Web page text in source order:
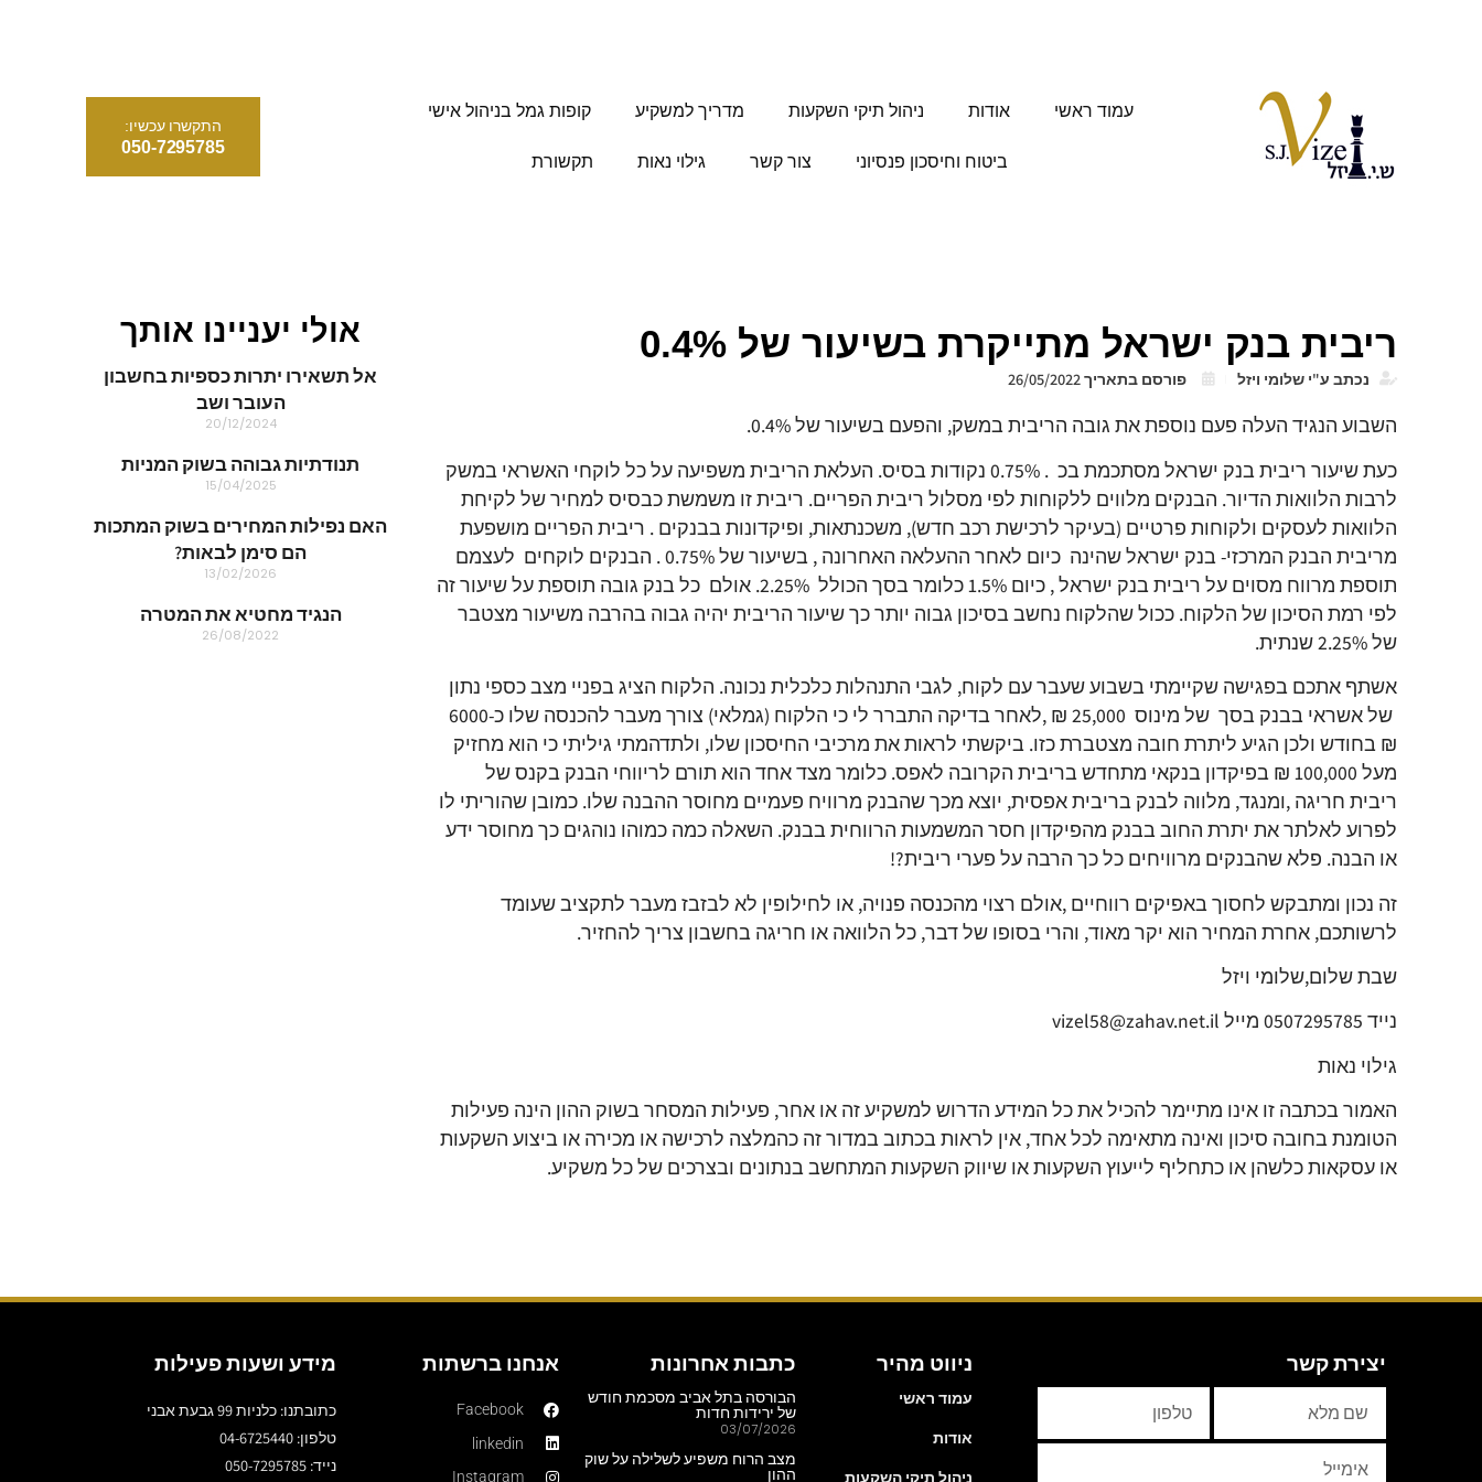
עמוד ראשי אודות ניהול תיקי השקעות מדריך למשקיע קופות גמל בניהול אישי
ביטוח וחיסכון פנסיוני צור קשר גילוי נאות תקשורת
התקשרו עכשיו:
050-7295785
ריבית בנק ישראל מתייקרת בשיעור של 0.4%
נכתב ע"ישלומי ויזל פורסם בתאריך26/05/2022
השבוע הנגיד העלה פעם נוספת את גובה הריבית במשק, והפעם בשיעור של 0.4%.
כעת שיעור ריבית בנק ישראל מסתכמת בכ . 0.75% נקודות בסיס. העלאת הריבית משפיעה על כל לוקחי האשראי במשק
לרבות הלוואות הדיור. הבנקים מלווים ללקוחות לפי מסלול ריבית הפריים. ריבית זו משמשת כבסיס למחיר של לקיחת
הלוואות לעסקים ולקוחות פרטיים (בעיקר לרכישת רכב חדש), משכנתאות, ופיקדונות בבנקים . ריבית הפריים מושפעת
מריבית הבנק המרכזי- בנק ישראל שהינה כיום לאחר ההעלאה האחרונה , בשיעור של 0.75% . הבנקים לוקחים לעצמם
תוספת מרווח מסוים על ריבית בנק ישראל , כיום 1.5% כלומר בסך הכולל 2.25%. אולם כל בנק גובה תוספת על שיעור זה
לפי רמת הסיכון של הלקוח. ככול שהלקוח נחשב בסיכון גבוה יותר כך שיעור הריבית יהיה גבוה בהרבה משיעור מצטבר
של 2.25% שנתית.
אשתף אתכם בפגישה שקיימתי בשבוע שעבר עם לקוח, לגבי התנהלות כלכלית נכונה. הלקוח הציג בפניי מצב כספי נתון
של אשראי בבנק בסך של מינוס 25,000 ₪ ,לאחר בדיקה התברר לי כי הלקוח (גמלאי) צורך מעבר להכנסה שלו כ-6000
₪ בחודש ולכן הגיע ליתרת חובה מצטברת כזו. ביקשתי לראות את מרכיבי החיסכון שלו, ולתדהמתי גיליתי כי הוא מחזיק
מעל 100,000 ₪ בפיקדון בנקאי מתחדש בריבית הקרובה לאפס. כלומר מצד אחד הוא תורם לריווחי הבנק בקנס של
ריבית חריגה ,ומנגד, מלווה לבנק בריבית אפסית, יוצא מכך שהבנק מרוויח פעמיים מחוסר ההבנה שלו. כמובן שהוריתי לו
לפרוע לאלתר את יתרת החוב בבנק מהפיקדון חסר המשמעות הרווחית בבנק. השאלה כמה כמוהו נוהגים כך מחוסר ידע
או הבנה. פלא שהבנקים מרוויחים כל כך הרבה על פערי ריבית?!
זה נכון ומתבקש לחסוך באפיקים רווחיים ,אולם רצוי מהכנסה פנויה, או לחילופין לא לבזבז מעבר לתקציב שעומד
לרשותכם, אחרת המחיר הוא יקר מאוד, והרי בסופו של דבר, כל הלוואה או חריגה בחשבון צריך להחזיר.
שבת שלום,שלומי ויזל
נייד 0507295785 מייל vizel58@zahav.net.il
גילוי נאות
האמור בכתבה זו אינו מתיימר להכיל את כל המידע הדרוש למשקיע זה או אחר, פעילות המסחר בשוק ההון הינה פעילות
הטומנת בחובה סיכון ואינה מתאימה לכל אחד, אין לראות בכתוב במדור זה כהמלצה לרכישה או מכירה או ביצוע השקעות
או עסקאות כלשהן או כתחליף לייעוץ השקעות או שיווק השקעות המתחשב בנתונים ובצרכים של כל משקיע.
אולי יעניינו אותך
אל תשאירו יתרות כספיות בחשבון
העובר ושב
20/12/2024
תנודתיות גבוהה בשוק המניות
15/04/2025
האם נפילות המחירים בשוק המתכות
הם סימן לבאות?
13/02/2026
הנגיד מחטיא את המטרה
26/08/2022
יצירת קשר ניווט מהיר
עמוד ראשי
אודות
ניהול תיקי השקעות
כתבות אחרונות
הבורסה בתל אביב מסכמת חודש
של ירידות חדות
03/07/2026
מצב הרוח משפיע לשלילה על שוק
ההון
אנחנו ברשתות
Facebook
linkedin
Instagram
מידע ושעות פעילות
כתובתנו: כלניות 99 גבעת אבני
טלפון: 04-6725440
נייד: 050-7295785